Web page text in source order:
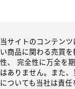
当サイトのコンテン
い商品に関わる売買
性、 完全性に万全を
はありません。また
についても当社は責任